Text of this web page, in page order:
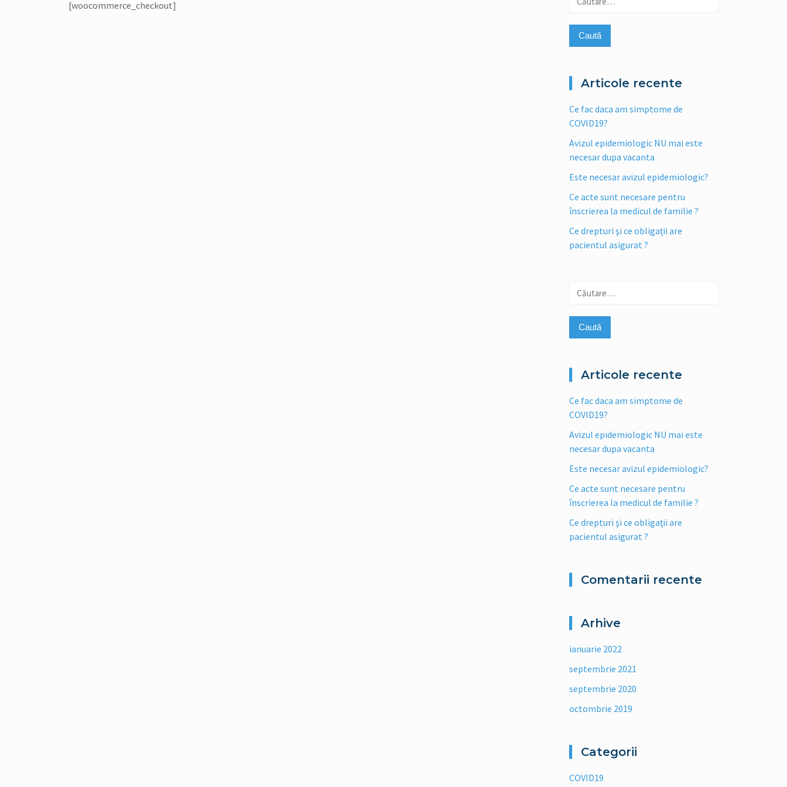
[woocommerce_checkout]
Articole recente
Ce fac daca am simptome de
COVID19?
Avizul epidemiologic NU mai este
necesar dupa vacanta
Este necesar avizul epidemiologic?
Ce acte sunt necesare pentru
înscrierea la medicul de familie ?
Ce drepturi şi ce obligaţii are
pacientul asigurat ?
Caută
Articole recente
Ce fac daca am simptome de
COVID19?
Avizul epidemiologic NU mai este
necesar dupa vacanta
Este necesar avizul epidemiologic?
Ce acte sunt necesare pentru
înscrierea la medicul de familie ?
Ce drepturi şi ce obligaţii are
pacientul asigurat ?
Comentarii recente
Arhive
ianuarie 2022
septembrie 2021
septembrie 2020
octombrie 2019
Categorii
COVID19